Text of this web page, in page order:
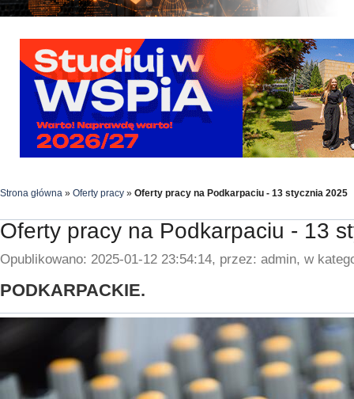
Strona główna » Oferty pracy » Oferty pracy na Podkarpaciu - 13 stycznia 2025
Oferty pracy na Podkarpaciu - 13
Opublikowano: 2025-01-12 23:54:14, przez: admin, w
PODKARPACKIE.